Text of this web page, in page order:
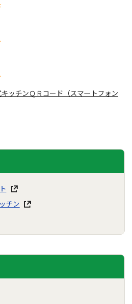
ッチンＱＲコード（スマートフォン
チン